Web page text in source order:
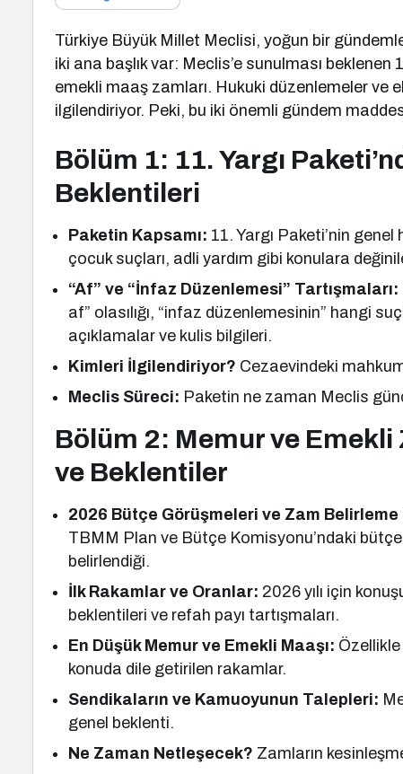
Türkiye Büyük Millet Meclisi, yoğun bir
iki ana başlık var: Meclis’e sunulması beklenen
emekli maaş zamları. Hukuki düzenlemeler ve
ilgilendiriyor. Peki, bu iki önemli gündem
Bölüm 1: 11. Yargı
Beklentileri
Paketin Kapsamı: 11. Yargı Paketi’nin
çocuk suçları, adli yardım gibi konulara
“Af” ve “İnfaz Düzenlemesi” Tartışmaları:
af” olasılığı, “infaz düzenlemesinin” hangi
açıklamalar ve kulis bilgileri.
Kimleri İlgilendiriyor? Cezaevindeki
Meclis Süreci: Paketin ne zaman Meclis
Bölüm 2: Memur ve
ve Beklentiler
2026 Bütçe Görüşmeleri ve Zam Belirleme
TBMM Plan ve Bütçe Komisyonu’ndaki bütçe
belirlendiği.
İlk Rakamlar ve Oranlar: 2026 yılı için
beklentileri ve refah payı tartışmaları.
En Düşük Memur ve Emekli Maaşı:
konuda dile getirilen rakamlar.
Sendikaların ve Kamuoyunun Talepleri:
genel beklenti.
Ne Zaman Netleşecek? Zamların